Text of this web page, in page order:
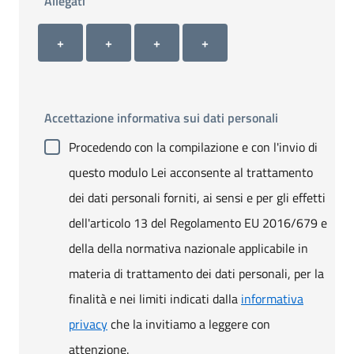
Allegato 1
+
Allegato 2
+
Allegato 3
+
Allegato 4
+
Accettazione informativa sui dati personali
Procedendo con la compilazione e con l'invio di
questo modulo Lei acconsente al trattamento
dei dati personali forniti, ai sensi e per gli effetti
dell'articolo 13 del Regolamento EU 2016/679 e
della della normativa nazionale applicabile in
materia di trattamento dei dati personali, per la
finalità e nei limiti indicati dalla informativa
privacyche la invitiamo a leggere con
attenzione.